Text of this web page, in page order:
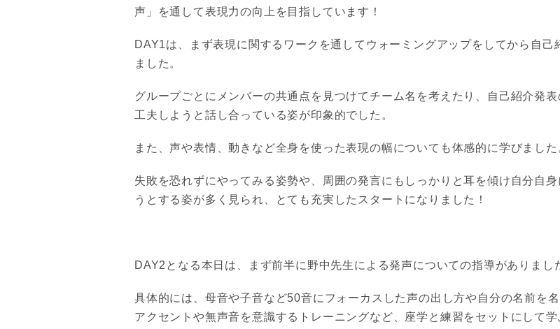
声」を通して表現力の向上を目指しています！
DAY1は、まず表現に関するワークを通してウォーミングアップをしてから自己
ました。
グループごとにメンバーの共通点を見つけてチーム名を考えたり、自己紹介発表
工夫しようと話し合っている姿が印象的でした。
また、声や表情、動きなど全身を使った表現の幅についても体感的に学びました
失敗を恐れずにやってみる姿勢や、周囲の発言にもしっかりと耳を傾け自分自身
うとする姿が多く見られ、とても充実したスタートになりました！
DAY2となる本日は、まず前半に野中先生による発声についての指導がありまし
具体的には、母音や子音など50音にフォーカスした声の出し方や自分の名前を
アクセントや無声音を意識するトレーニングなど、座学と練習をセットにして